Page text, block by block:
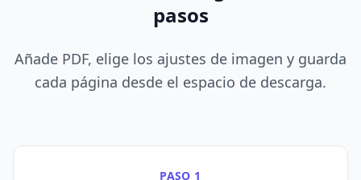
pasos
Añade PDF, elige los ajustes de imagen y guarda
cada página desde el espacio de descarga.
PASO 1